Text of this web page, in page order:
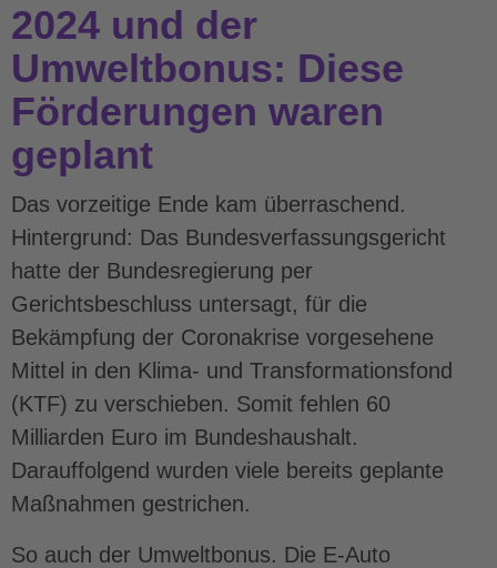
2024 und der
Umweltbonus: Diese
Förderungen waren
geplant
Das vorzeitige Ende kam überraschend.
Hintergrund: Das Bundesverfassungsgericht
hatte der Bundesregierung per
Gerichtsbeschluss untersagt, für die
Bekämpfung der Coronakrise vorgesehene
Mittel in den Klima- und Transformationsfond
(KTF) zu verschieben. Somit fehlen 60
Milliarden Euro im Bundeshaushalt.
Darauffolgend wurden viele bereits geplante
Maßnahmen gestrichen.
So auch der Umweltbonus. Die E-Auto